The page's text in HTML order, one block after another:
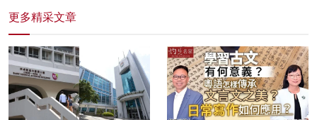
更多精采文章